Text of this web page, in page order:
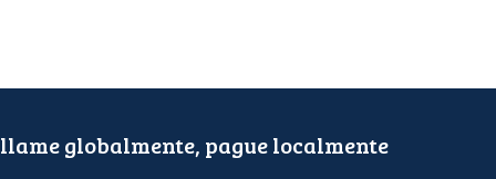
llame globalmente, pague localmente